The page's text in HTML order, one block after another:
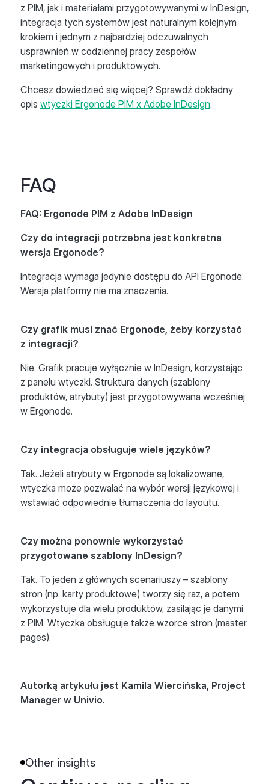
z PIM, jak i materiałami przygotowywanymi w InDesign,
integracja tych systemów jest naturalnym kolejnym
krokiem i jednym z najbardziej odczuwalnych
usprawnień w codziennej pracy zespołów
marketingowych i produktowych.
Chcesz dowiedzieć się więcej? Sprawdź dokładny
opis wtyczki Ergonode PIM x Adobe InDesign.
FAQ
FAQ: Ergonode PIM z Adobe InDesign
Czy do integracji potrzebna jest konkretna
wersja Ergonode?
Integracja wymaga jedynie dostępu do API Ergonode.
Wersja platformy nie ma znaczenia.
Czy grafik musi znać Ergonode, żeby korzystać
z integracji?
Nie. Grafik pracuje wyłącznie w InDesign, korzystając
z panelu wtyczki. Struktura danych (szablony
produktów, atrybuty) jest przygotowywana wcześniej
w Ergonode.
Czy integracja obsługuje wiele języków?
Tak. Jeżeli atrybuty w Ergonode są lokalizowane,
wtyczka może pozwalać na wybór wersji językowej i
wstawiać odpowiednie tłumaczenia do layoutu.
Czy można ponownie wykorzystać
przygotowane szablony InDesign?
Tak. To jeden z głównych scenariuszy – szablony
stron (np. karty produktowe) tworzy się raz, a potem
wykorzystuje dla wielu produktów, zasilając je danymi
z PIM. Wtyczka obsługuje także wzorce stron (master
pages).
Autorką artykułu jest Kamila Wiercińska, Project
Manager w Univio.
Other insights